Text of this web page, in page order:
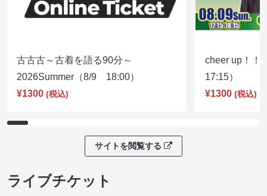
古古古～古着を語る90分～
2026Summer（8/9 18:00）
¥1300 (税込)
cheer up！
17:15）
¥1300 (税込)
サイトを閲覧する
ライブチケット